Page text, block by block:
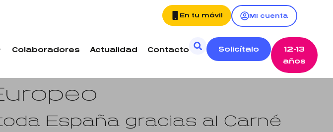
En tu móvil Mi cuenta
Colaboradores Actualidad Contacto Solicítalo
12-13
años
España gracias al Carné